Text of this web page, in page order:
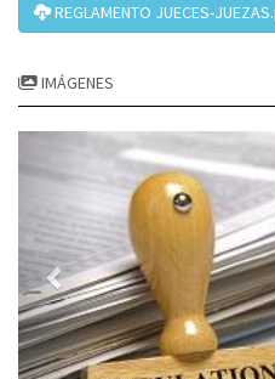
REGLAMENTO JUECES-
IMÁGENES